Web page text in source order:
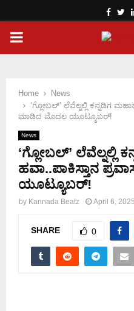
PRIMARY
Home
News
‘ಗ್ಲೋಬಲ್’ ಲೆವೆಲ್ನಲ್ಲಿ ಕನ್ನಡಿಗ
ಮಾಡಿದ ಮೊದಲ ಯೂಟ್ಯೂಬರ್!
News
‘ಗ್ಲೋಬಲ್’ ಲೆವೆಲ್ನಲ್ಲಿ
ಹವಾ..ಪಾಕಿಸ್ತಾನ
ಯೂಟ್ಯೂಬರ್!
by Kannada Beatz April 6, 2025
SHARE 0